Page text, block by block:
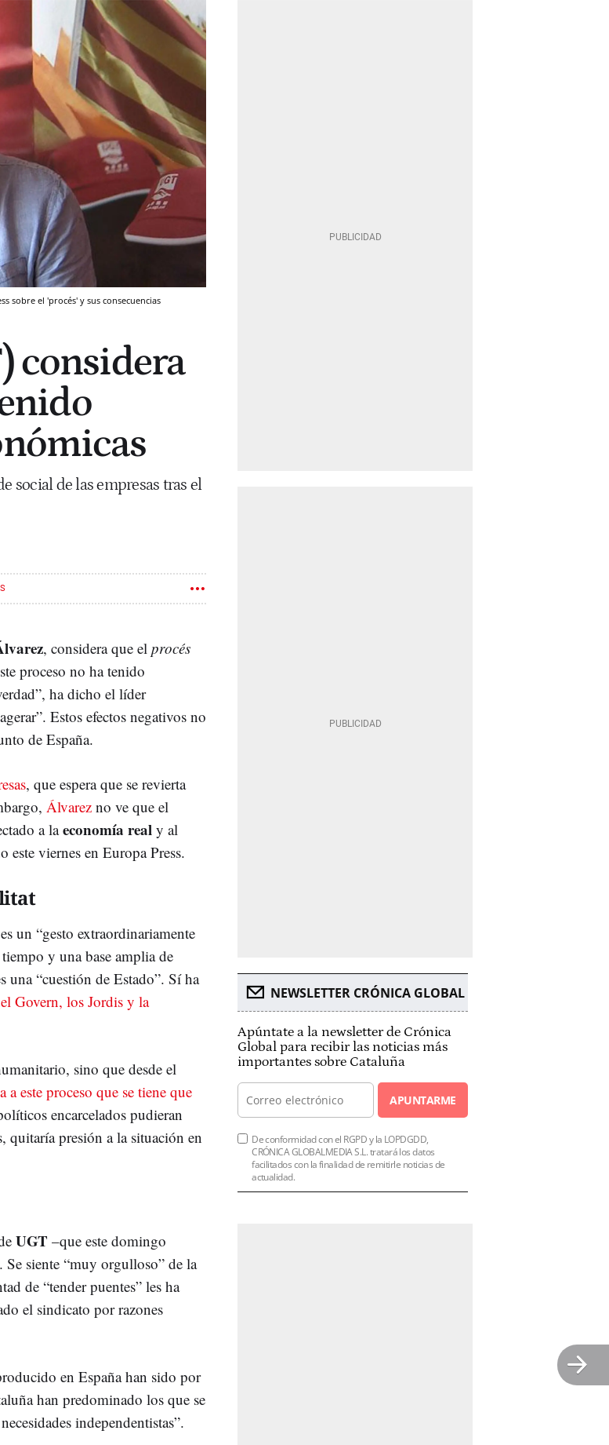
sobre el 'procés' y sus consecuencias
considera
social de las empresas tras el
, considera que el procés
proceso no ha tenido
ha dicho el líder
Estos efectos negativos no
de España.
, que espera que se revierta
Álvarez no ve que el
a laeconomía real y al
este viernes en Europa Press.
es un “gesto extraordinariamente
y una base amplia de
una “cuestión de Estado”. Sí ha
Govern, los Jordis y la
sino que desde el
a este proceso que se tiene que
encarcelados pudieran
quitaría presión a la situación en
UGT –que este domingo
. Se siente “muy orgulloso” de la
de “tender puentes” les ha
el sindicato por razones
en España han sido por
han predominado los que se
independentistas”.
NEWSLETTER CRÓNICA GLOBAL
Apúntate a la newsletter de Crónica
Global para recibir las noticias más
importantes sobre Cataluña
APUNTARME
De conformidad con el RGPD y la LOPDGDD,
CRÓNICA GLOBALMEDIA S.L. tratará los datos
facilitados con la finalidad de remitirle noticias de
actualidad.